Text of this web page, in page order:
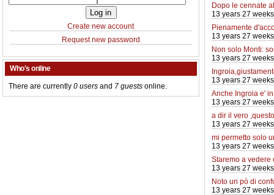
Create new account
Request new password
Who's online
There are currently 0 users and 7 guests online.
Dopo le cennate
13 years 27
Pienamente
13 years 27
Non solo Monti:
13 years 27
13 years 27
Anche Ingroia e'
13 years 27
a dir il vero ,questo
13 years 27
mi permetto solo
13 years 27
Staremo a vedere
13 years 27
Noto un pò di
13 years 27